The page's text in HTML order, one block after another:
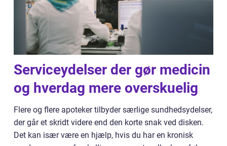
Serviceydelser der gør medicin
og hverdag mere overskuelig
Flere og flere apoteker tilbyder særlige sundhedsydelser,
der går et skridt videre end den korte snak ved disken.
Det kan især være en hjælp, hvis du har en kronisk